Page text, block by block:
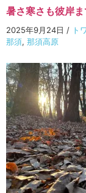
暑さ寒さも彼岸
2025年9月24日 / ト
那須, 那須高原